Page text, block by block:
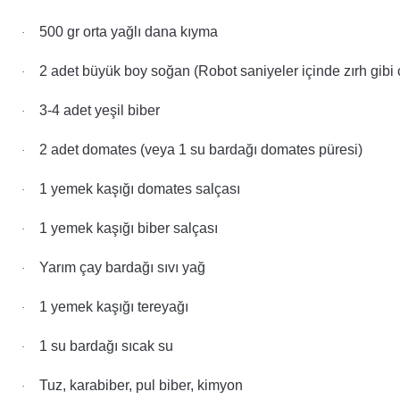
· 500 gr orta yağlı dana kıyma
· 2 adet büyük boy soğan (Robot saniyeler içinde zırh gibi
· 3-4 adet yeşil biber
· 2 adet domates (veya 1 su bardağı domates püresi)
· 1 yemek kaşığı domates salçası
· 1 yemek kaşığı biber salçası
· Yarım çay bardağı sıvı yağ
· 1 yemek kaşığı tereyağı
· 1 su bardağı sıcak su
· Tuz, karabiber, pul biber, kimyon